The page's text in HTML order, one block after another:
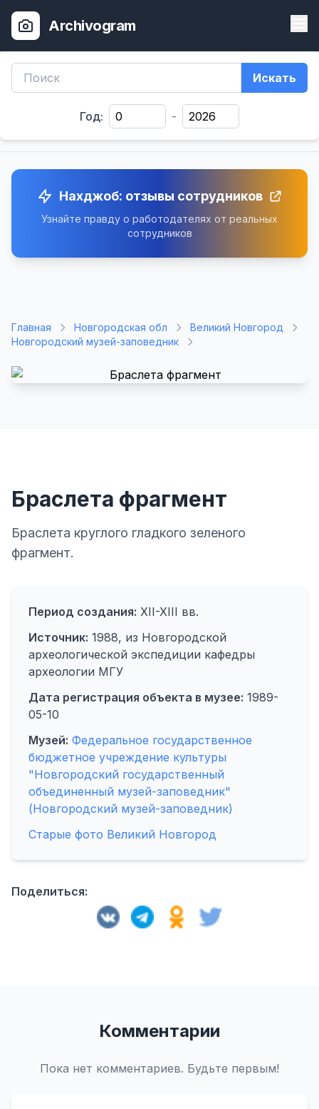
Archivogram
Искать
Год: -
Нахджоб: отзывы сотрудников
Узнайте правду о работодателях от реальных
сотрудников
Главная Новгородская обл
Великий Новгород
Новгородский музей-заповедник
Браслета фрагмент
Браслета круглого гладкого зеленого
фрагмент.
Период создания: XII-XIII вв.
Источник: 1988, из Новгородской
археологической экспедиции кафедры
археологии МГУ
Дата регистрация объекта в музее: 1989-
05-10
Музей: Федеральное государственное
бюджетное учреждение культуры
"Новгородский государственный
объединенный музей-заповедник"
(Новгородский музей-заповедник)
Старые фото Великий Новгород
Поделиться:
Комментарии
Пока нет комментариев. Будьте первым!